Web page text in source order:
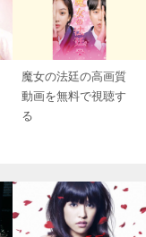
魔女の法廷の高画質
動画を無料で視聴す
る